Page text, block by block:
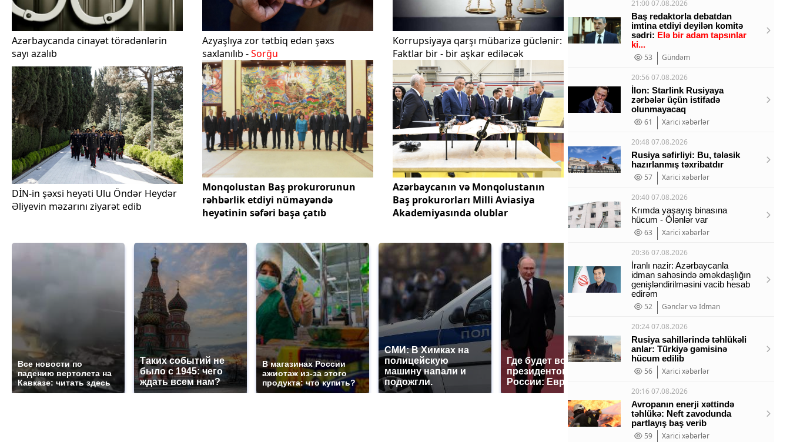
Azərbaycanda cinayət törədənlərin
sayı azalıb
Azyaşlıya zor tətbiq edən şəxs
saxlanılıb -Sorğu
Korrupsiyaya qarşı mübarizə güclənir:
Faktlar bir - bir aşkar ediləcək
DİN-in şəxsi heyəti Ulu Öndər Heydər
Əliyevin məzarını ziyarət edib
Monqolustan Baş prokurorunun
rəhbərlik etdiyi nümayəndə
heyətinin səfəri başa çatıb
Azərbaycanın və Monqolustanın
Baş prokurorları Milli Aviasiya
Akademiyasında olublar
Все новости по
падению вертолета на
Кавказе: читать здесь
Таких событий не
было с 1945: чего
ждать всем нам?
В магазинах России
ажиотаж из-за этого
продукта: что купить?
СМИ: В Химках на
полицейскую
машину напали и
подожгли.
Где будет встреча
президентов США и
России: Европа?
Как выглядит место
крушение вертолета на
21:00 07.08.2026
Baş redaktorla debatdan
imtina etdiyi deyilən komitə
sədri: Elə bir adam tapsınlar
ki...
53
Gündəm
20:56 07.08.2026
İlon: Starlink Rusiyaya
zərbələr üçün istifadə
olunmayacaq
61
Xarici xəbərlər
20:48 07.08.2026
Rusiya səfirliyi: Bu, tələsik
hazırlanmış təxribatdır
57
Xarici xəbərlər
20:40 07.08.2026
Krımda yaşayış binasına
hücum - Ölənlər var
63
Xarici xəbərlər
20:36 07.08.2026
İranlı nazir: Azərbaycanla
idman sahəsində əməkdaşlığın
genişləndirilməsini vacib hesab
edirəm
52
Gənclər və İdman
20:24 07.08.2026
Rusiya sahillərində təhlükəli
anlar: Türkiyə gəmisinə
hücum edilib
56
Xarici xəbərlər
20:16 07.08.2026
Avropanın enerji xəttində
təhlükə: Neft zavodunda
partlayış baş verib
59
Xarici xəbərlər